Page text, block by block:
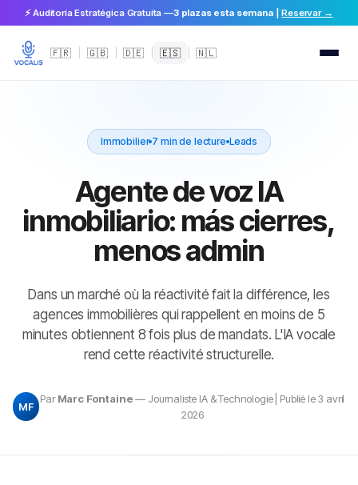
⚡ Auditoría Estratégica Gratuita —3 plazas esta semana|Reservar →
🇫🇷 🇬🇧 🇩🇪 🇪🇸 🇳🇱
Immobilier 7 min de lecture Leads
Agente de voz IA
inmobiliario: más cierres,
menos admin
Dans un marché où la réactivité fait la différence, les
agences immobilières qui rappellent en moins de 5
minutes obtiennent 8 fois plus de mandats. L'IA vocale
rend cette réactivité structurelle.
MF
ParMarc Fontaine— Journaliste IA & Technologie | Publié le 3 avril
2026